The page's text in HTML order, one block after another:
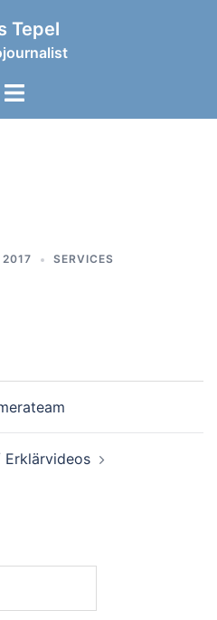
Tepel
Menü
2017 SERVICES
Erklärvideos